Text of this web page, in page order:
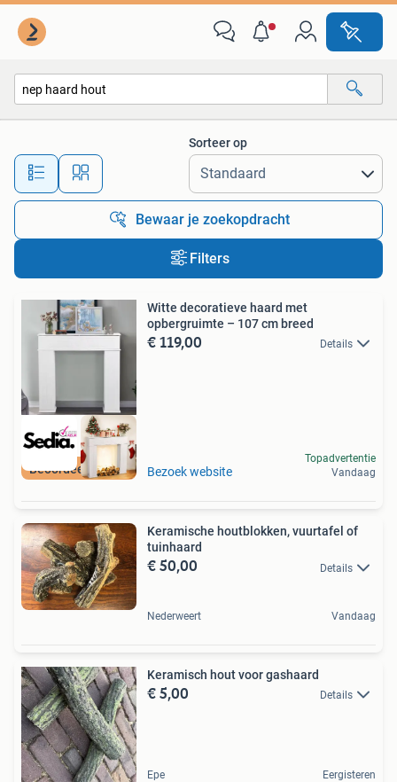
Alle afstanden…
Sorteer op
Bewaar je zoekopdracht
Filters
Beoordeeld met 9+
Witte decoratieve haard met
opbergruimte – 107 cm breed
€ 119,00 Details
Bezoek website
Topadvertentie
Vandaag
Keramische houtblokken, vuurtafel of
tuinhaard
€ 50,00 Details
Nederweert Vandaag
Keramisch hout voor gashaard
€ 5,00 Details
Epe Eergisteren